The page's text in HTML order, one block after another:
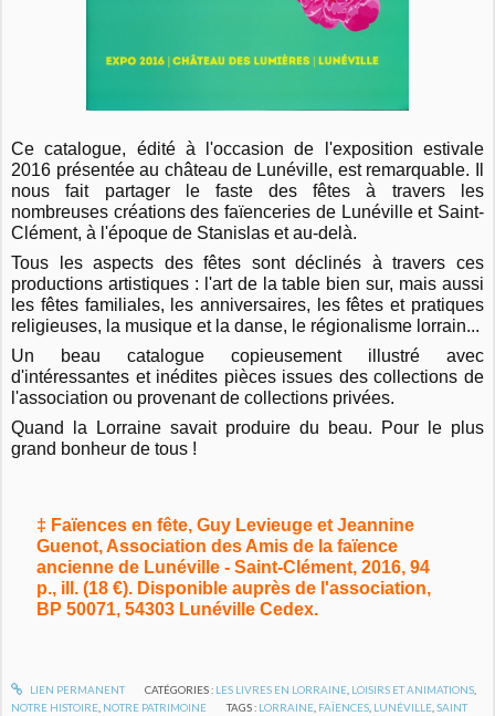
Ce catalogue, édité à l'occasion de l'exposition estivale
2016 présentée au château de Lunéville, est remarquable. Il
nous fait partager le faste des fêtes à travers les
nombreuses créations des faïenceries de Lunéville et Saint-
Clément, à l'époque de Stanislas et au-delà.
Tous les aspects des fêtes sont déclinés à travers ces
productions artistiques : l'art de la table bien sur, mais aussi
les fêtes familiales, les anniversaires, les fêtes et pratiques
religieuses, la musique et la danse, le régionalisme lorrain...
Un beau catalogue copieusement illustré avec
d'intéressantes et inédites pièces issues des collections de
l'association ou provenant de collections privées.
Quand la Lorraine savait produire du beau. Pour le plus
grand bonheur de tous !
‡ Faïences en fête, Guy Levieuge et Jeannine
Guenot, Association des Amis de la faïence
ancienne de Lunéville - Saint-Clément, 2016, 94
p., ill. (18 €). Disponible auprès de l'association,
BP 50071, 54303 Lunéville Cedex.
LIEN PERMANENT CATÉGORIES : LES LIVRES EN LORRAINE, LOISIRS ET ANIMATIONS,
NOTRE HISTOIRE NOTRE PATRIMOINE TAGS : LORRAINE FAÏENCES LUNÉVILLE ,SAINT